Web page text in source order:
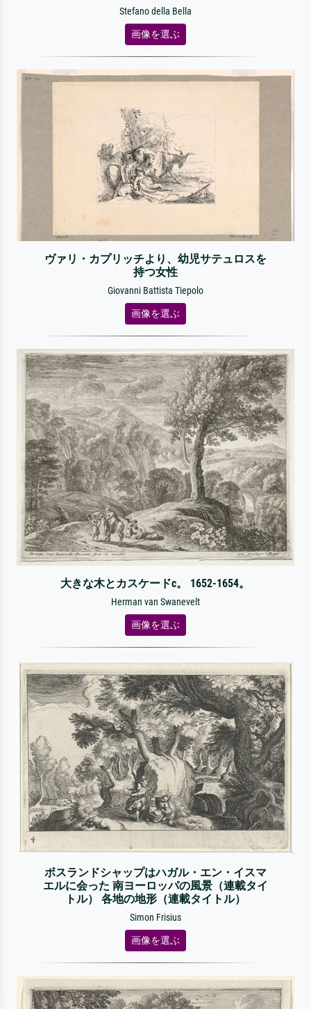
Stefano della Bella
画像を選ぶ
ヴァリ・カプリッチより、幼児サテュロスを
持つ女性
Giovanni Battista Tiepolo
画像を選ぶ
大きな木とカスケードc。 1652-1654。
Herman van Swanevelt
画像を選ぶ
ボスランドシャップはハガル・エン・イスマ
エルに会った 南ヨーロッパの風景（連載タイ
トル） 各地の地形（連載タイトル）
Simon Frisius
画像を選ぶ